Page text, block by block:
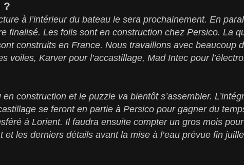
?
à l’intérieur du bateau le sera prochainement. En
finalisé. Les foils sont en construction chez Persico. La
construits en France. Nous travaillons avec beaucoup
voiles, Karver pour l’accastillage, Mad Intec pour
construction et le puzzle va bientôt s’assembler.
se feront en partie à Persico pour gagner du
à Lorient. Il faudra ensuite compter un gros mois pour
et les derniers détails avant la mise à l’eau prévue fin